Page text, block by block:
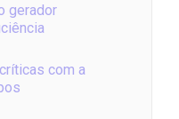
gerador
com a